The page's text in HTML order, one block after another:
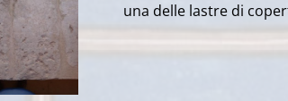
una delle lastre di